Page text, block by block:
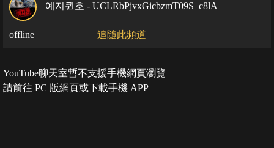
예지퀸호 - UCLRbPjvxGicbzmT09S_c8lA
offline 追隨此頻道
YouTube聊天室暫不支援手機網頁瀏覽
請前往 PC 版網頁或下載手機 APP